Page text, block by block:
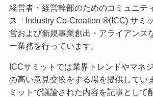
経営者・経営幹部のためのコミュニテ
ス「Industry Co-Creation ®(ICC) サミ
営および新規事業創出・アライアンス
ー業務を行っています。
ICCサミットでは業界トレンドやマネ
の高い意見交換をする場を提供してい
ミットで議論された内容を記事として